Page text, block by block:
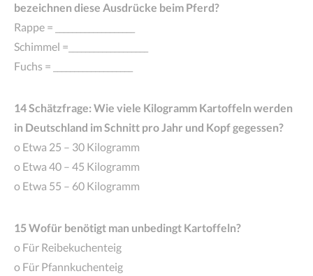
bezeichnen diese Ausdrücke beim Pferd?
Rappe = ___________________
Schimmel =___________________
Fuchs = ___________________
14 Schätzfrage: Wie viele Kilogramm Kartoffeln werden
in Deutschland im Schnitt pro Jahr und Kopf gegessen?
o Etwa 25 – 30 Kilogramm
o Etwa 40 – 45 Kilogramm
o Etwa 55 – 60 Kilogramm
15 Wofür benötigt man unbedingt Kartoffeln?
o Für Reibekuchenteig
o Für Pfannkuchenteig